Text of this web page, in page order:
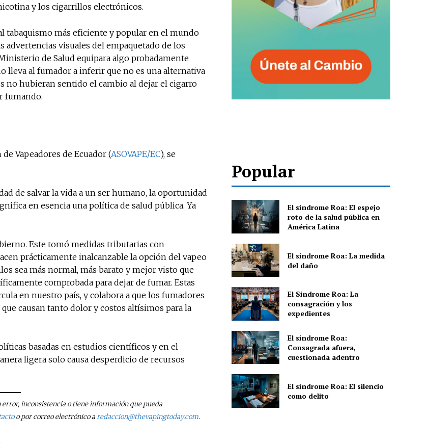
y los cigarrillos electrónicos.
tabaquismo más eficiente y popular en el mundo
visuales del empaquetado de los
de Salud equipara algo probadamente
lleva al fumador a inferir que no es una alternativa
no hubieran sentido el cambio al dejar el cigarro
fumando.
Vapeadores de Ecuador (ASOVAPE/EC), se
de salvar la vida a un ser humano, la oportunidad
en esencia una política de salud pública. Ya
Este tomó medidas tributarias con
prácticamente inalcanzable la opción del vapeo
sea más normal, más barato y mejor visto que
comprobada para dejar de fumar. Estas
en nuestro país, y colabora a que los fumadores
causan tanto dolor y costos altísimos para la
basadas en estudios científicos y en el
ligera solo causa desperdicio de recursos
inconsistencia o tiene información que pueda
o por correo electrónico aredaccion@thevapingtoday.com.
Popular
El síndrome Roa: El espejo
roto de la salud pública en
América Latina
El síndrome Roa: La medida
del daño
El Síndrome Roa: La
consagración y los
expedientes
El síndrome Roa:
Consagrada afuera,
cuestionada adentro
El síndrome Roa: El silencio
como delito